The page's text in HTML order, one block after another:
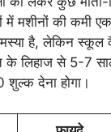
में मशीनों की कमी
है, लेकिन
के लिहाज से 5-7
देना होगा।